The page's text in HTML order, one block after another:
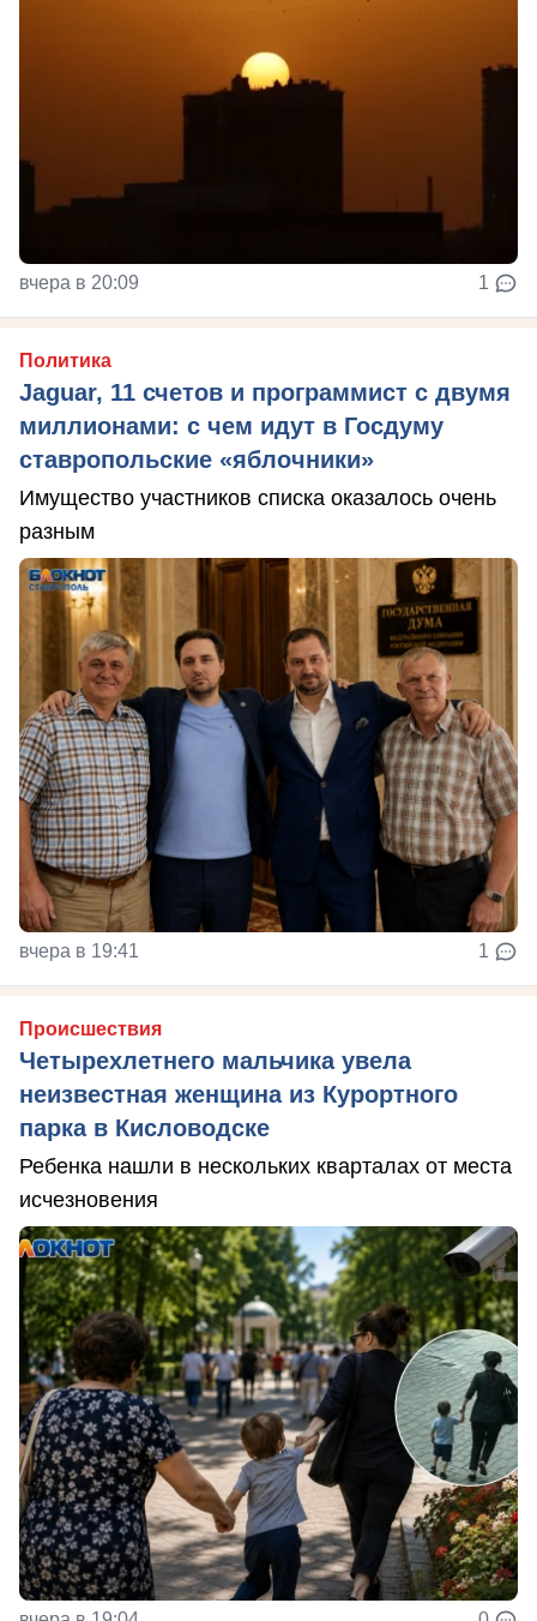
вчера в 20:09 1
Политика
Jaguar, 11 счетов и программист с двумя
миллионами: с чем идут в Госдуму
ставропольские «яблочники»
Имущество участников списка оказалось очень
разным
вчера в 19:41 1
Происшествия
Четырехлетнего мальчика увела
неизвестная женщина из Курортного
парка в Кисловодске
Ребенка нашли в нескольких кварталах от места
исчезновения